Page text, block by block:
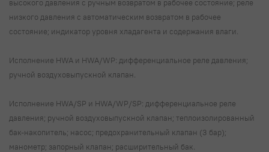
высокого давления с ручным возвратом в рабочее состояние; реле
низкого давления с автоматическим возвратом в рабочее
состояние; индикатор уровня хладагента и содержания влаги.
Исполнение HWA и HWA/WP: дифференциальное реле давления;
ручной воздуховыпускной клапан.
Исполнение HWA/SP и HWA/WP/SP: дифференциальное реле
давления; ручной воздуховыпускной клапан; теплоизолированный
бак-накопитель; насос; предохранительный клапан (3 бар);
манометр; запорный клапан; расширительный бак.